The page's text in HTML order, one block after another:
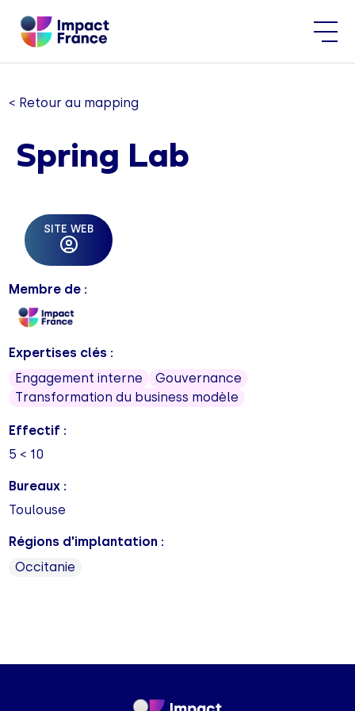
< Retour au mapping
Spring Lab
SITE WEB
Membre de :
Expertises clés :
Engagement interne
Gouvernance
Transformation du business modèle
Effectif :
5 < 10
Bureaux :
Toulouse
Régions d'implantation :
Occitanie